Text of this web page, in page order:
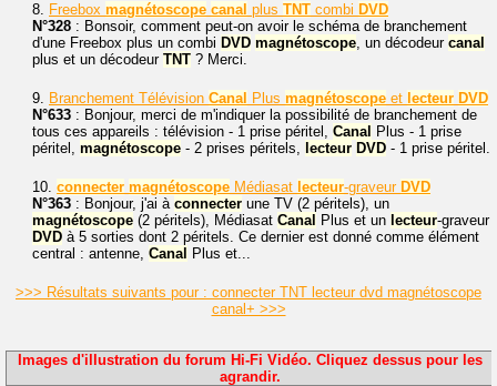
8. Freebox magnétoscope canal plus TNT combi DVD
N°328 : Bonsoir, comment peut-on avoir le schéma de branchement
d'une Freebox plus un combi DVD magnétoscope, un décodeur canal
plus et un décodeur TNT ? Merci.
9. Branchement Télévision Canal Plus magnétoscope et lecteur DVD
N°633 : Bonjour, merci de m'indiquer la possibilité de branchement de
tous ces appareils : télévision - 1 prise péritel, Canal Plus - 1 prise
péritel, magnétoscope - 2 prises péritels, lecteur DVD - 1 prise péritel.
10. connecter magnétoscope Médiasat lecteur-graveur DVD
N°363 : Bonjour, j'ai à connecter une TV (2 péritels), un
magnétoscope (2 péritels), Médiasat Canal Plus et un lecteur-graveur
DVD à 5 sorties dont 2 péritels. Ce dernier est donné comme élément
central : antenne, Canal Plus et...
>>> Résultats suivants pour : connecter TNT lecteur dvd magnétoscope
canal+ >>>
Images d'illustration du forum Hi-Fi Vidéo. Cliquez dessus pour les
agrandir.